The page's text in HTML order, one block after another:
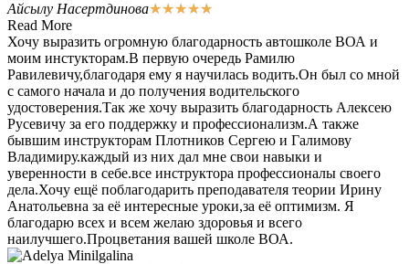
Айсылу Насертдинова★★★★★
Read More
Хочу выразить огромную благодарность автошколе ВОА и
моим инстукторам.В первую очередь Рамилю
Равилевичу,благодаря ему я научилась водить.Он был со мной
с самого начала и до получения водительского
удостоверения.Так же хочу выразить благодарность Алексею
Русевичу за его поддержку и профессионализм.А также
бывшим инструкторам Плотников Сергею и Галимову
Владимиру.каждый из них дал мне свои навыки и
уверенности в себе.все инструктора профессионалы своего
дела.Хочу ещё поблагодарить преподавателя теории Ирину
Анатольевна за её интересные уроки,за её оптимизм. Я
благодарю всех и всем желаю здоровья и всего
наилучшего.Процветания вашей школе ВОА.